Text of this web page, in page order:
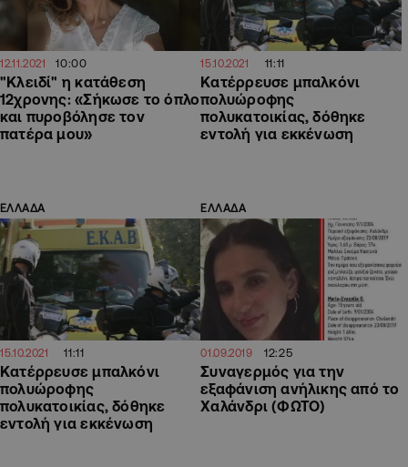
12.11.2021 10:00
"Κλειδί" η κατάθεση
12χρονης: «Σήκωσε το όπλο
και πυροβόλησε τον
πατέρα μου»
15.10.2021 11:11
Κατέρρευσε μπαλκόνι
πολυώροφης
πολυκατοικίας, δόθηκε
εντολή για εκκένωση
ΕΛΛΑΔΑ
15.10.2021 11:11
Κατέρρευσε μπαλκόνι
πολυώροφης
πολυκατοικίας, δόθηκε
εντολή για εκκένωση
ΕΛΛΑΔΑ
01.09.2019 12:25
Συναγερμός για την
εξαφάνιση ανήλικης από το
Χαλάνδρι (ΦΩΤΟ)